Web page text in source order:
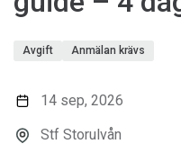
Avgift Anmälan krävs
14 sep, 2026
Stf Storulvån